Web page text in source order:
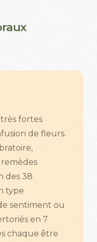
raux
fortes
de fleurs.
des 38
type
sentiment ou
en 7
chaque être